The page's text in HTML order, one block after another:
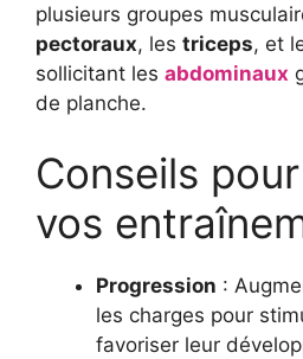
plusieurs groupes
pectoraux, les triceps, et
sollicitant les abdominaux
de planche.
Conseils
vos
Progression :
les charges pour
favoriser leur